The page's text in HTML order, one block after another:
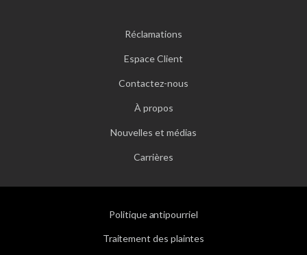
Réclamations
Espace Client
Contactez-nous
À propos
Nouvelles et médias
Carrières
Politique antipourriel
Traitement des plaintes